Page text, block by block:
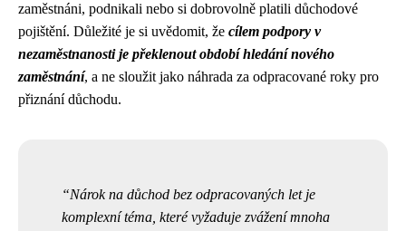
zaměstnáni, podnikali nebo si dobrovolně platili důchodové
pojištění. Důležité je si uvědomit, že cílem podpory v
nezaměstnanosti je překlenout období hledání nového
zaměstnání, a ne sloužit jako náhrada za odpracované roky pro
přiznání důchodu.
Nárok na důchod bez odpracovaných let je
komplexní téma, které vyžaduje zvážení mnoha